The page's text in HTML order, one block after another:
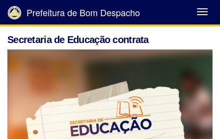
Abrir
Menu
Prefeitura de Bom Despacho
Secretaria de Educação contrata